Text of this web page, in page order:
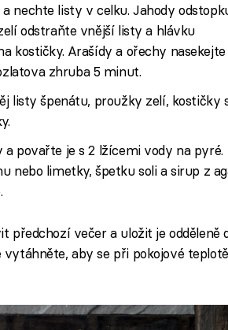
nechte listy v celku. Jahody
odstraňte vnější listy a hlávku
kostičky. Arašídy a ořechy nasekejte
zhruba 5 minut.
listy špenátu, proužky zelí, kostičky
povařte je s 2 lžícemi vody na pyré.
nebo limetky, špetku soli a sirup z
večer a uložit je odděleně
vytáhněte, aby se při pokojové teplotě